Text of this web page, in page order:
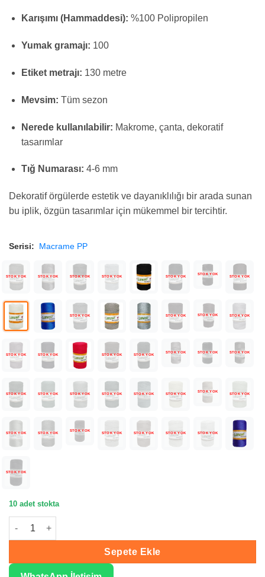
Karışımı (Hammaddesi): %100 Polipropilen
Yumak gramajı: 100
Etiket metrajı: 130 metre
Mevsim: Tüm sezon
Nerede kullanılabilir: Makrome, çanta, dekoratif
tasarımlar
Tığ Numarası: 4-6 mm
Dekoratif örgülerde estetik ve dayanıklılığı bir arada sunan
bu iplik, özgün tasarımlar için mükemmel bir tercihtir.
Serisi: Macrame PP
STOK YOK STOK YOK STOK YOK STOK YOK STOK YOK
STOK YOK
STOK YOK
STOK YOK STOK YOK STOK YOK STOK YOK
STOK YOK STOK YOK STOK YOK STOK YOK
STOK YOK STOK YOK STOK YOK
STOK YOK STOK YOK STOK YOK STOK YOK STOK YOK STOK YOK
STOK YOK
STOK YOK
STOK YOK STOK YOK
STOK YOK
STOK YOK STOK YOK STOK YOK STOK YOK
STOK YOK
10 adet stokta
Lanoso Macrame PP Beyaz Örgü İpliği 955 adet
Sepete Ekle